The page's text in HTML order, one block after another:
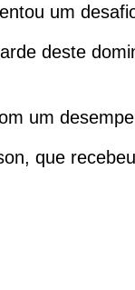
um
deste
um
que